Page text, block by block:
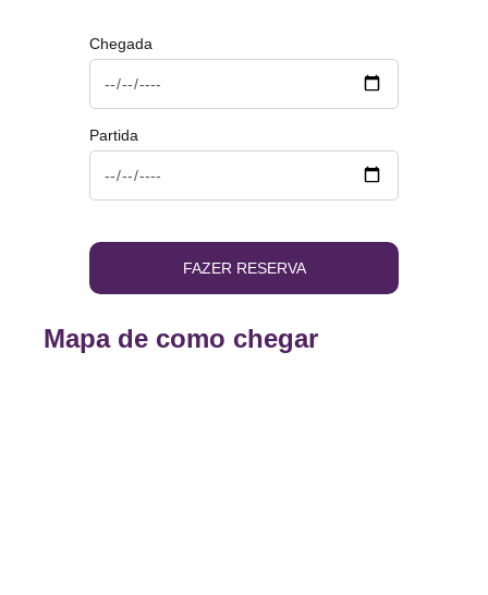
Chegada
Partida
FAZER RESERVA
Mapa de como chegar